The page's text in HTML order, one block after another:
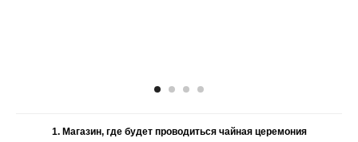
1. Магазин, где будет проводиться чайная церемония